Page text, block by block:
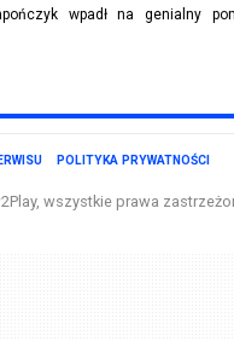
wpadł na genialny
POLITYKA PRYWATNOŚCI
wszystkie prawa